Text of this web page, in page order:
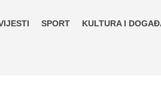
SPORT KULTURA I